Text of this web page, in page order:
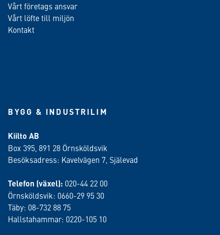
Vårt företags ansvar
Vårt löfte till miljön
Kontakt
BYGG & INDUSTRILIM
Kiilto AB
Box 395, 891 28 Örnsköldsvik
Besöksadress: Kavelvägen 7, Själevad
Telefon (växel): 020-44 22 00
Örnsköldsvik: 0660-29 95 30
Täby: 08-732 88 75
Hallstahammar: 0220-105 10